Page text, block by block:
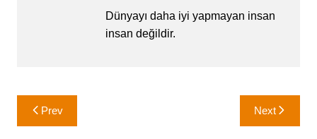
Dünyayı daha iyi yapmayan insan
insan değildir.
Yazı
gezinmesi
Prev Next